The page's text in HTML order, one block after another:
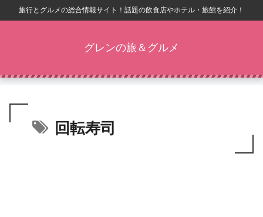
旅行とグルメの総合情報サイト！話題の飲食店やホテル・旅館を紹介！
グレンの旅＆グルメ
回転寿司